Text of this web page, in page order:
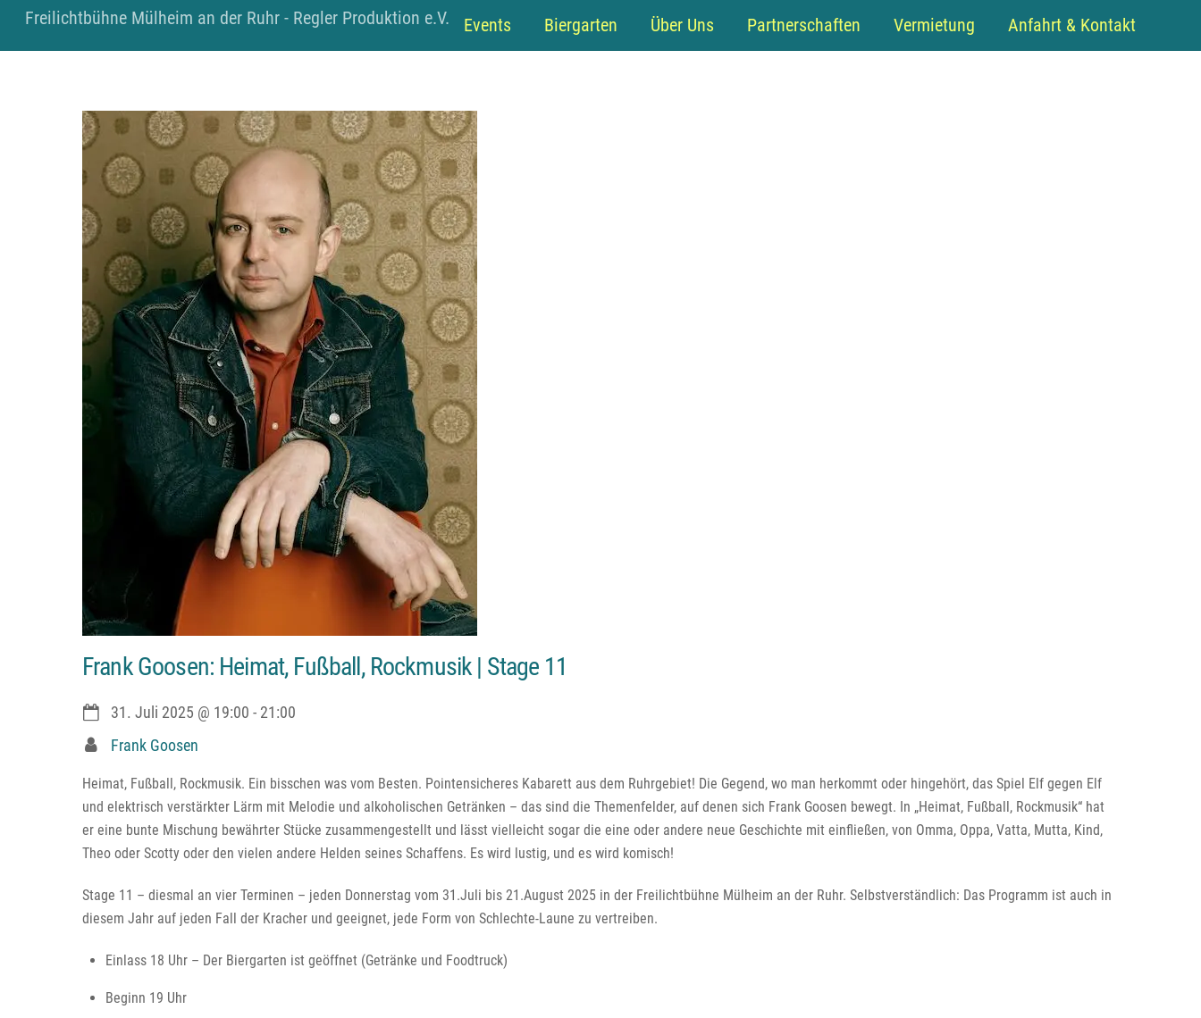
content
Freilichtbühne Mülheim an der Ruhr - Regler Produktion e.V. Events Biergarten Über Uns Partnerschaften Vermietung Anfahrt & Kontakt
Frank Goosen: Heimat, Fußball, Rockmusik | Stage 11
31. Juli 2025 @ 19:00 - 21:00
Frank Goosen
Heimat, Fußball, Rockmusik. Ein bisschen was vom Besten. Pointensicheres Kabarett aus dem Ruhrgebiet! Die Gegend, wo man herkommt oder hingehört, das Spiel Elf gegen Elf
und elektrisch verstärkter Lärm mit Melodie und alkoholischen Getränken – das sind die Themenfelder, auf denen sich Frank Goosen bewegt. In „Heimat, Fußball, Rockmusik“ hat
er eine bunte Mischung bewährter Stücke zusammengestellt und lässt vielleicht sogar die eine oder andere neue Geschichte mit einfließen, von Omma, Oppa, Vatta, Mutta, Kind,
Theo oder Scotty oder den vielen andere Helden seines Schaffens. Es wird lustig, und es wird komisch!
Stage 11 – diesmal an vier Terminen – jeden Donnerstag vom 31.Juli bis 21.August 2025 in der Freilichtbühne Mülheim an der Ruhr. Selbstverständlich: Das Programm ist auch in
diesem Jahr auf jeden Fall der Kracher und geeignet, jede Form von Schlechte-Laune zu vertreiben.
Einlass 18 Uhr – Der Biergarten ist geöffnet (Getränke und Foodtruck)
Beginn 19 Uhr